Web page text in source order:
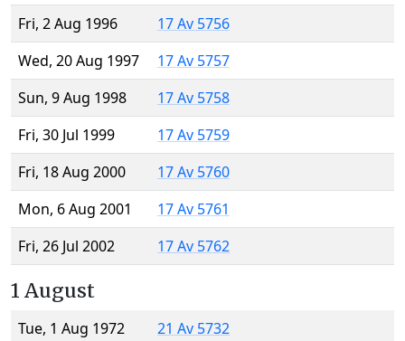
Fri, 2 Aug 1996
17 Av 5756
Wed, 20 Aug 1997
17 Av 5757
Sun, 9 Aug 1998
17 Av 5758
Fri, 30 Jul 1999
17 Av 5759
Fri, 18 Aug 2000
17 Av 5760
Mon, 6 Aug 2001
17 Av 5761
Fri, 26 Jul 2002
17 Av 5762
1 August
Tue, 1 Aug 1972
21 Av 5732